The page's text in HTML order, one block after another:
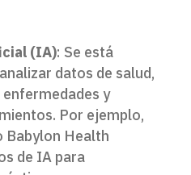
(IA): Se está
datos de salud,
y
Por ejemplo,
Health
de IA para